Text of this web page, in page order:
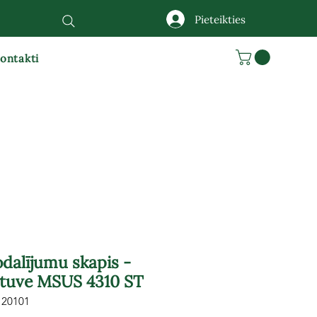
Pieteikties
skapis -
MSUS 4310 ST